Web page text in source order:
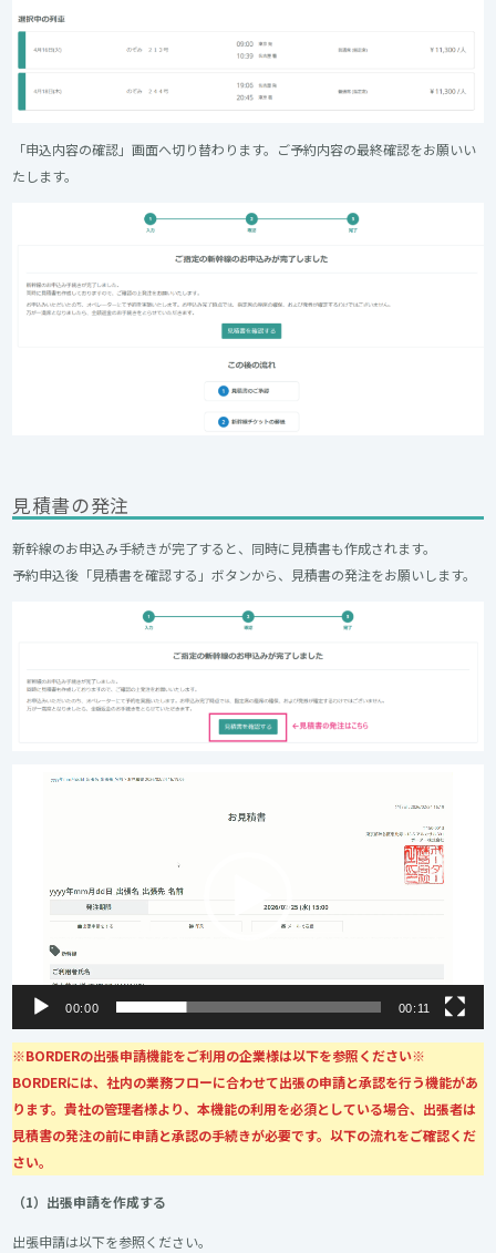
「申込内容の確認」画面へ切り替わります。ご予約内容の最終確認をお願いい
たします。
見積書の発注
新幹線のお申込み手続きが完了すると、同時に見積書も作成されます。
予約申込後「見積書を確認する」ボタンから、見積書の発注をお願いします。
00:00 00:11
※BORDERの出張申請機能をご利用の企業様は以下を参照ください※
BORDERには、社内の業務フローに合わせて出張の申請と承認を行う機能があ
ります。貴社の管理者様より、本機能の利用を必須としている場合、出張者は
見積書の発注の前に申請と承認の手続きが必要です。以下の流れをご確認くだ
さい。
（1）出張申請を作成する
出張申請は以下を参照ください。